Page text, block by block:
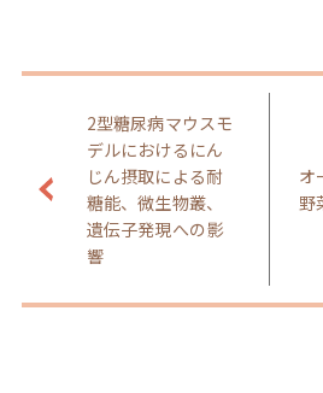
2型糖尿病マウスモ
デルにおけるにん
じん摂取による耐
糖能、微生物叢、
遺伝子発現への影
響
オ
野